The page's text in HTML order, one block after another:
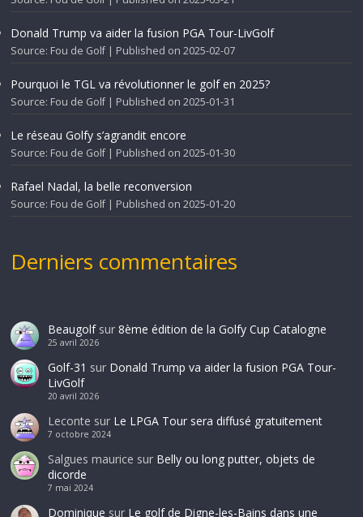
Donald Trump va aider la fusion PGA Tour-LivGolf
Source: Fou de Golf Published on 2025-02-07
Pourquoi le TGL va révolutionner le golf en 2025?
Source: Fou de Golf Published on 2025-01-31
Le réseau Golfy s’agrandit encore
Source: Fou de Golf Published on 2025-01-30
Rafael Nadal, la belle reconversion
Source: Fou de Golf Published on 2025-01-20
Derniers commentaires
Beaugolfsur 8ème édition de la Golfy Cup Catalogne
25 avril 2026
Golf-31 sur Donald Trump va aider la fusion PGA Tour-
LivGolf
20 avril 2026
Leconte sur Le LPGA Tour sera diffusé gratuitement
7 octobre 2024
Salgues maurice sur Belly ou long putter, objets de
dicorde
7 mai 2024
Dominique sur Le golf de Digne-les-Bains dans une